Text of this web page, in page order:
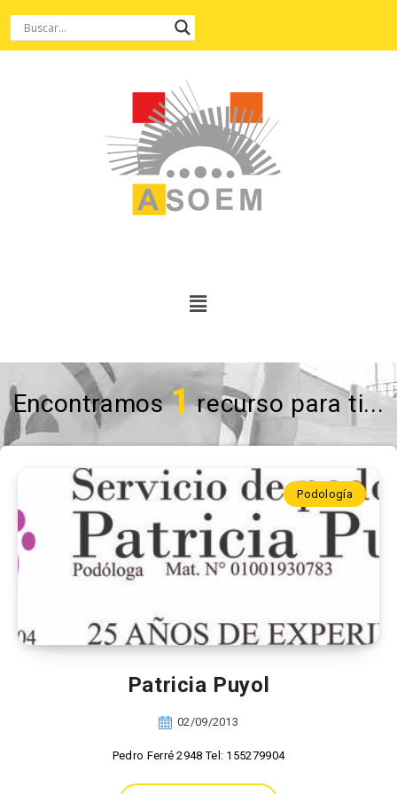
Encontramos1recurso para ti...
Podología
Patricia Puyol
02/09/2013
Pedro Ferré 2948 Tel: 155279904